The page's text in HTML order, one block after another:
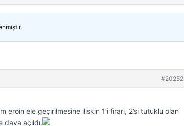
#20252
ele geçirilmesine ilişkin 1’i firari, 2’si tutuklu olan
dava açıldı.